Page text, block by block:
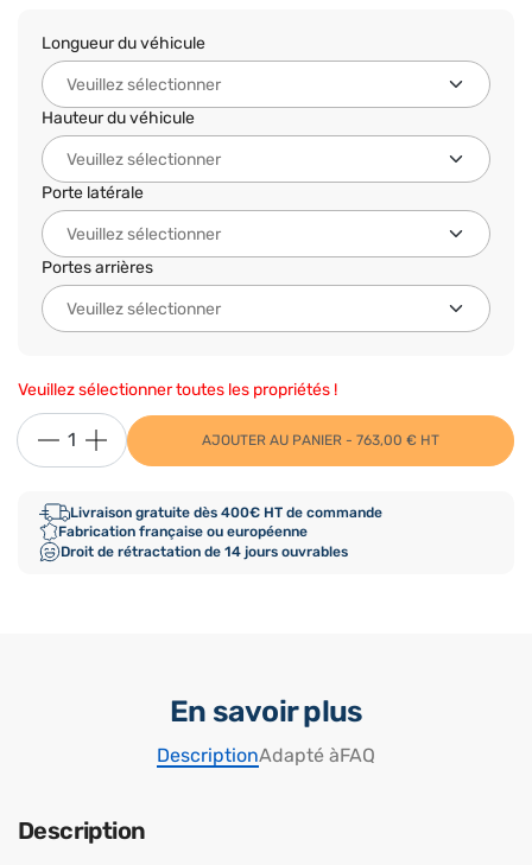
Longueur du véhicule
Hauteur du véhicule
Porte latérale
Portes arrières
Veuillez sélectionner toutes les propriétés !
AJOUTER AU PANIER - 763,00 € HT
Livraison gratuite dès 400€ HT de commande
Fabrication française ou européenne
Droit de rétractation de 14 jours ouvrables
En savoir plus
DescriptionAdapté àFAQ
Description